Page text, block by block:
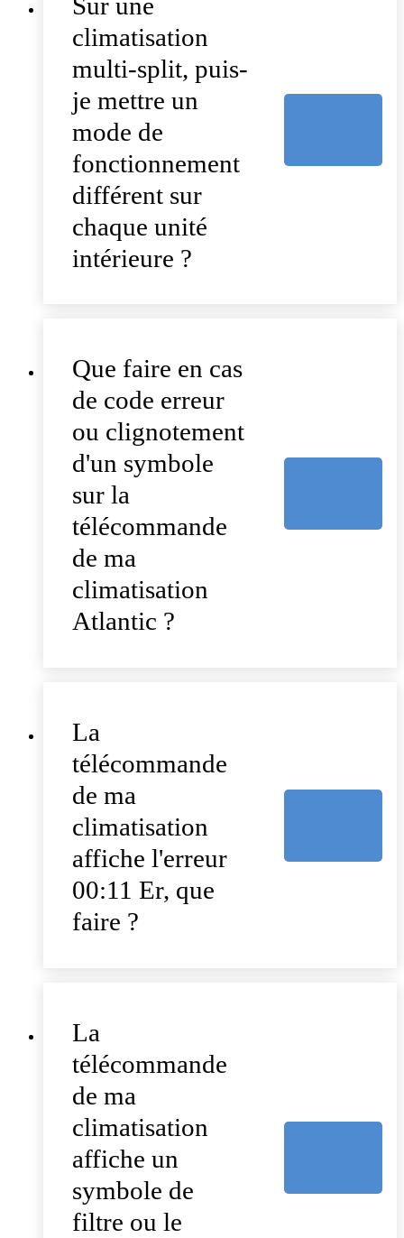
climatisation
multi-split, puis-
je mettre un
mode de
fonctionnement
différent sur
chaque unité
intérieure ?
Que faire en cas
de code erreur
ou clignotement
d'un symbole
sur la
télécommande
de ma
climatisation
Atlantic ?
La
télécommande
de ma
climatisation
affiche l'erreur
00:11 Er, que
faire ?
La
télécommande
de ma
climatisation
affiche un
symbole de
filtre ou le